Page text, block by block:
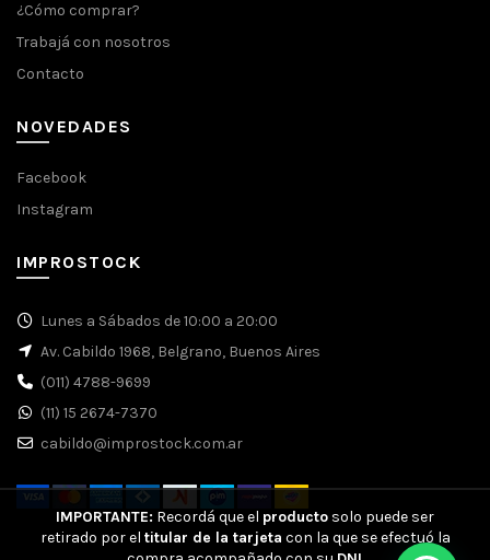
¿Cómo comprar?
Trabajá con nosotros
Contacto
NOVEDADES
Facebook
Instagram
IMPROSTOCK
Lunes a Sábados de 10:00 a 20:00
Av. Cabildo 1968, Belgrano, Buenos Aires
(011) 4788-9699
(11) 15 2674-7370
cabildo@improstock.com.ar
IMPORTANTE: Recordá que el producto solo puede ser
retirado por el titular de la tarjeta con la que se efectuó la